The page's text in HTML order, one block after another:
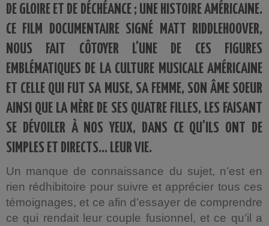
DE GLOIRE ET DE DÉCHÉANCE ; UNE HISTOIRE AMÉRICAINE.
CE FILM DOCUMENTAIRE SIGNÉ MATT RIDDLEHOOVER,
NOUS FAIT CÔTOYER L’UNE DE CES FIGURES
EMBLÉMATIQUES DE LA CULTURE MUSICALE AMÉRICAINE
ET CELLE QUI FUT SA MUSE, SA FEMME, SON ÂME SOEUR
AINSI QUE LA MÈRE DE SES QUATRE FILLES, LES FAISANT
SE DÉVOILER À NOS YEUX, DANS CE QU’ILS ONT DE
SIMPLES ET DIRECTS... LEUR VIE.
Un manque de connaissance du sujet, n’est en
rien rédhibitoire pour suivre et apprécier tous ces
témoignages, et ce afin d’essayer de comprendre
ce qui rendait leur couple fusionnel, et ce qu’il a